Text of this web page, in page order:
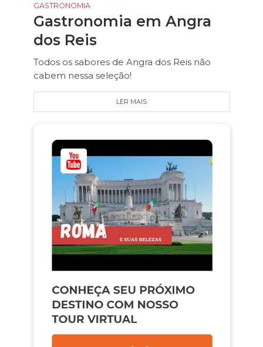
GASTRONOMIA
Gastronomia em Angra
dos Reis
Todos os sabores de Angra dos Reis não
cabem nessa seleção!
LER MAIS